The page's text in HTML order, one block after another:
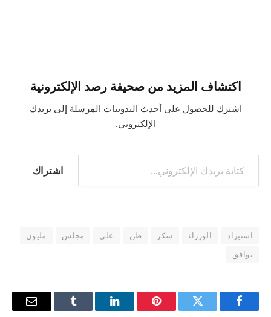
اكتشاف المزيد من صحيفة رصد الإلكترونية
اشترك للحصول على أحدث التدوينات المرسلة إلى بريدك
الإلكتروني.
كتابة بريدك الإلكتروني...
اشتراك
استيراد الوزراء سكر طن على مجلس
مليون
يوافق
فيسبوك تويتر بينتيريستلينكدإن Tumblr
البريد